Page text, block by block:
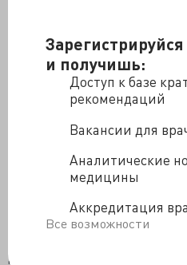
и получишь:
Доступ к базе
рекомендаций
Вакансии для
Аналитические
медицины
Аккредитация
Все возможности
много и по всем пунктам,
буду - dictum sapienti sat est.
предположения всё же
борьбы, да и вообще
либо усилий. Причём во
еды, которую не то чтобы
думать, где взять денег,
не обязательно. Ну разве
полуфабрикаты и
доступности.